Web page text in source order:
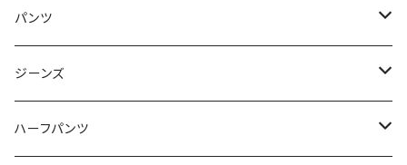
50/XL～
48/L
50/XL～
46/M
48/L
50/XL～
～44/S
46/M
48/L
パンツ
～44/S
46/M
ジーンズ
～44/S
ハーフパンツ